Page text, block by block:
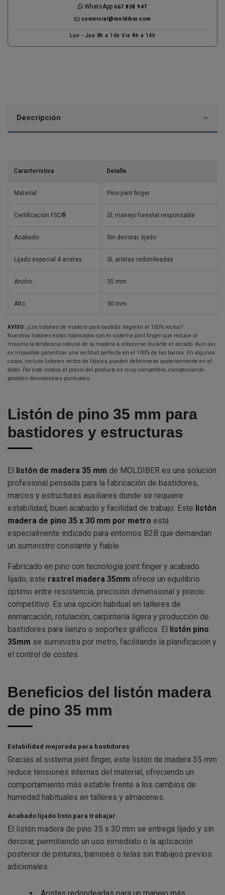
WhatsApp667 838 947
comercial@moldiber.com
Lun - Jue 8h a 16h Vie 8h a 14h
Descripción
Característica Detalle
Material Pino joint finger
Certificación FSC® Sí, manejo forestal responsable
Acabado Sin decorar, lijado
Lijado especial 4 aristas Sí, aristas redondeadas
Ancho 35 mm
Alto 30 mm
AVISO: ¿Los listones de madera para bastidor llegarán al 100% rectos?
Nuestros listones están fabricados con el sistema joint finger que reduce al
máximo la tendencia natural de la madera a retorcerse durante el secado. Aun así,
es imposible garantizar una rectitud perfecta en el 100% de las barras. En algunos
casos, incluso listones rectos de fábrica pueden deformarse posteriormente en el
taller. Por este motivo, el precio del producto es muy competitivo, compensando
posibles desviaciones puntuales.
Listón de pino 35 mm para
bastidores y estructuras
El listón de madera 35 mm de MOLDIBER es una solución
profesional pensada para la fabricación de bastidores,
marcos y estructuras auxiliares donde se requiere
estabilidad, buen acabado y facilidad de trabajo. Este listón
madera de pino 35 x 30 mm por metro está
especialmente indicado para entornos B2B que demandan
un suministro constante y fiable.
Fabricado en pino con tecnología joint finger y acabado
lijado, este rastrel madera 35mm ofrece un equilibrio
óptimo entre resistencia, precisión dimensional y precio
competitivo. Es una opción habitual en talleres de
enmarcación, rotulación, carpintería ligera y producción de
bastidores para lienzo o soportes gráficos. El listón pino
35mm se suministra por metro, facilitando la planificación y
el control de costes.
Beneficios del listón madera
de pino 35 mm
Estabilidad mejorada para bastidores
Gracias al sistema joint finger, este listón de madera 35 mm
reduce tensiones internas del material, ofreciendo un
comportamiento más estable frente a los cambios de
humedad habituales en talleres y almacenes.
Acabado lijado listo para trabajar
El listón madera de pino 35 x 30 mm se entrega lijado y sin
decorar, permitiendo un uso inmediato o la aplicación
posterior de pinturas, barnices o telas sin trabajos previos
adicionales.